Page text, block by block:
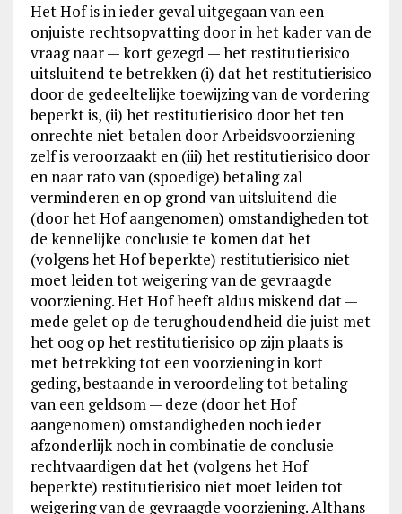
Het Hof is in ieder geval uitgegaan van een
onjuiste rechtsopvatting door in het kader van de
vraag naar — kort gezegd — het restitutierisico
uitsluitend te betrekken (i) dat het restitutierisico
door de gedeeltelijke toewijzing van de vordering
beperkt is, (ii) het restitutierisico door het ten
onrechte niet-betalen door Arbeidsvoorziening
zelf is veroorzaakt en (iii) het restitutierisico door
en naar rato van (spoedige) betaling zal
verminderen en op grond van uitsluitend die
(door het Hof aangenomen) omstandigheden tot
de kennelijke conclusie te komen dat het
(volgens het Hof beperkte) restitutierisico niet
moet leiden tot weigering van de gevraagde
voorziening. Het Hof heeft aldus miskend dat —
mede gelet op de terughoudendheid die juist met
het oog op het restitutierisico op zijn plaats is
met betrekking tot een voorziening in kort
geding, bestaande in veroordeling tot betaling
van een geldsom — deze (door het Hof
aangenomen) omstandigheden noch ieder
afzonderlijk noch in combinatie de conclusie
rechtvaardigen dat het (volgens het Hof
beperkte) restitutierisico niet moet leiden tot
weigering van de gevraagde voorziening. Althans